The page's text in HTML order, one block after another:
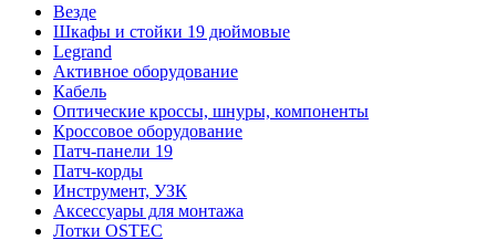
Везде
Шкафы и стойки 19 дюймовые
Legrand
Активное оборудование
Кабель
Оптические кроссы, шнуры, компоненты
Кроссовое оборудование
Патч-панели 19
Патч-корды
Инструмент, УЗК
Аксессуары для монтажа
Лотки OSTEC